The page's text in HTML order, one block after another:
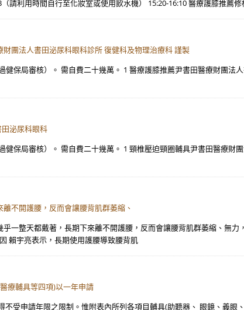
請利用時間自行至化妝室或使用飲水機） 15:20-16:10 醫療護膝推薦
團法人書田泌尿科眼科診所 復健科及物理治療科 謹製
健保局審核）。 需自費二十幾萬。 1 醫療護膝推薦尹書田醫療財團
泌尿科眼科
健保局審核）。 需自費二十幾萬。 1 頸椎壓迫頸圈輔具尹書田醫療
不開護腰，反而會讓腰背肌群萎縮、
一整天都戴著，長期下來離不開護腰，反而會讓腰背肌群萎縮、無
賴宇亮表示，長期使用護腰導致腰背肌
療輔具等四項)以一年申請
不受申請年限之限制。惟附表內所列各項目輔具(助聽器、 眼鏡、義